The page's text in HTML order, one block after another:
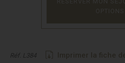
Réf. L384